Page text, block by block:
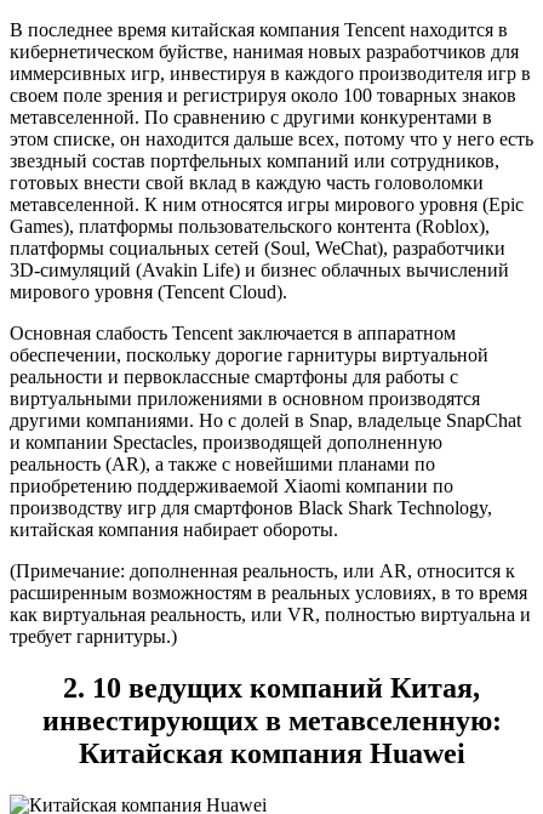
В последнее время китайская компания Tencent находится в
кибернетическом буйстве, нанимая новых разработчиков для
иммерсивных игр, инвестируя в каждого производителя игр в
своем поле зрения и регистрируя около 100 товарных знаков
метавселенной. По сравнению с другими конкурентами в
этом списке, он находится дальше всех, потому что у него есть
звездный состав портфельных компаний или сотрудников,
готовых внести свой вклад в каждую часть головоломки
метавселенной. К ним относятся игры мирового уровня (Epic
Games), платформы пользовательского контента (Roblox),
платформы социальных сетей (Soul, WeChat), разработчики
3D-симуляций (Avakin Life) и бизнес облачных вычислений
мирового уровня (Tencent Cloud).
Основная слабость Tencent заключается в аппаратном
обеспечении, поскольку дорогие гарнитуры виртуальной
реальности и первоклассные смартфоны для работы с
виртуальными приложениями в основном производятся
другими компаниями. Но с долей в Snap, владельце SnapChat
и компании Spectacles, производящей дополненную
реальность (AR), а также с новейшими планами по
приобретению поддерживаемой Xiaomi компании по
производству игр для смартфонов Black Shark Technology,
китайская компания набирает обороты.
(Примечание: дополненная реальность, или AR, относится к
расширенным возможностям в реальных условиях, в то время
как виртуальная реальность, или VR, полностью виртуальна и
требует гарнитуры.)
2. 10 ведущих компаний Китая,
инвестирующих в метавселенную:
Китайская компания Huawei